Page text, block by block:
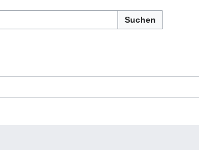
Suchen